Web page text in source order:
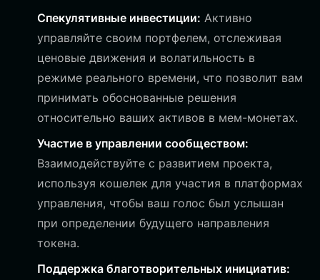
Спекулятивные инвестиции: Активно
управляйте своим портфелем, отслеживая
ценовые движения и волатильность в
режиме реального времени, что позволит вам
принимать обоснованные решения
относительно ваших активов в мем-монетах.
Участие в управлении сообществом:
Взаимодействуйте с развитием проекта,
используя кошелек для участия в платформах
управления, чтобы ваш голос был услышан
при определении будущего направления
токена.
Поддержка благотворительных инициатив: